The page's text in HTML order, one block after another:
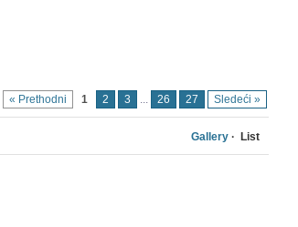
« Prethodni 1 2 3 ... 26 27 Sledeći »
Gallery · List